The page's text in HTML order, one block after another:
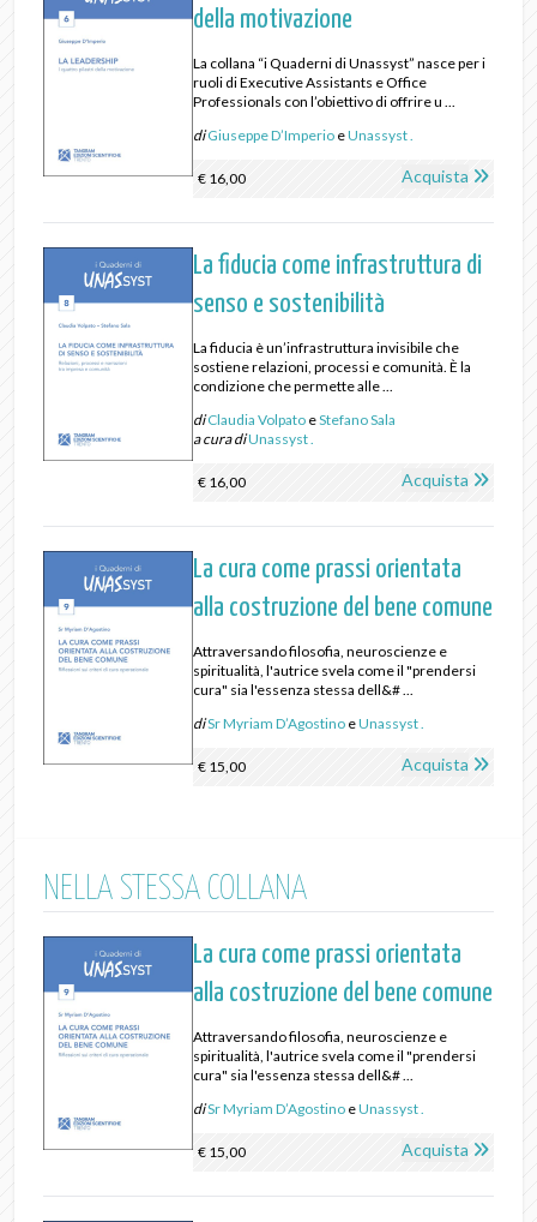
della motivazione
La collana “i Quaderni di Unassyst” nasce per i
ruoli di Executive Assistants e Office
Professionals con l’obiettivo di offrire u ...
diGiuseppe D’Imperio eUnassyst .
€ 16,00 Acquista
La fiducia come infrastruttura di
senso e sostenibilità
La fiducia è un’infrastruttura invisibile che
sostiene relazioni, processi e comunità. È la
condizione che permette alle ...
diClaudia Volpato eStefano Sala
a cura diUnassyst .
€ 16,00 Acquista
La cura come prassi orientata
alla costruzione del bene comune
Attraversando filosofia, neuroscienze e
spiritualità, l'autrice svela come il "prendersi
cura" sia l'essenza stessa dell&# ...
diSr Myriam D’Agostino eUnassyst .
€ 15,00 Acquista
NELLA STESSA COLLANA
La cura come prassi orientata
alla costruzione del bene comune
Attraversando filosofia, neuroscienze e
spiritualità, l'autrice svela come il "prendersi
cura" sia l'essenza stessa dell&# ...
diSr Myriam D’Agostino eUnassyst .
€ 15,00 Acquista